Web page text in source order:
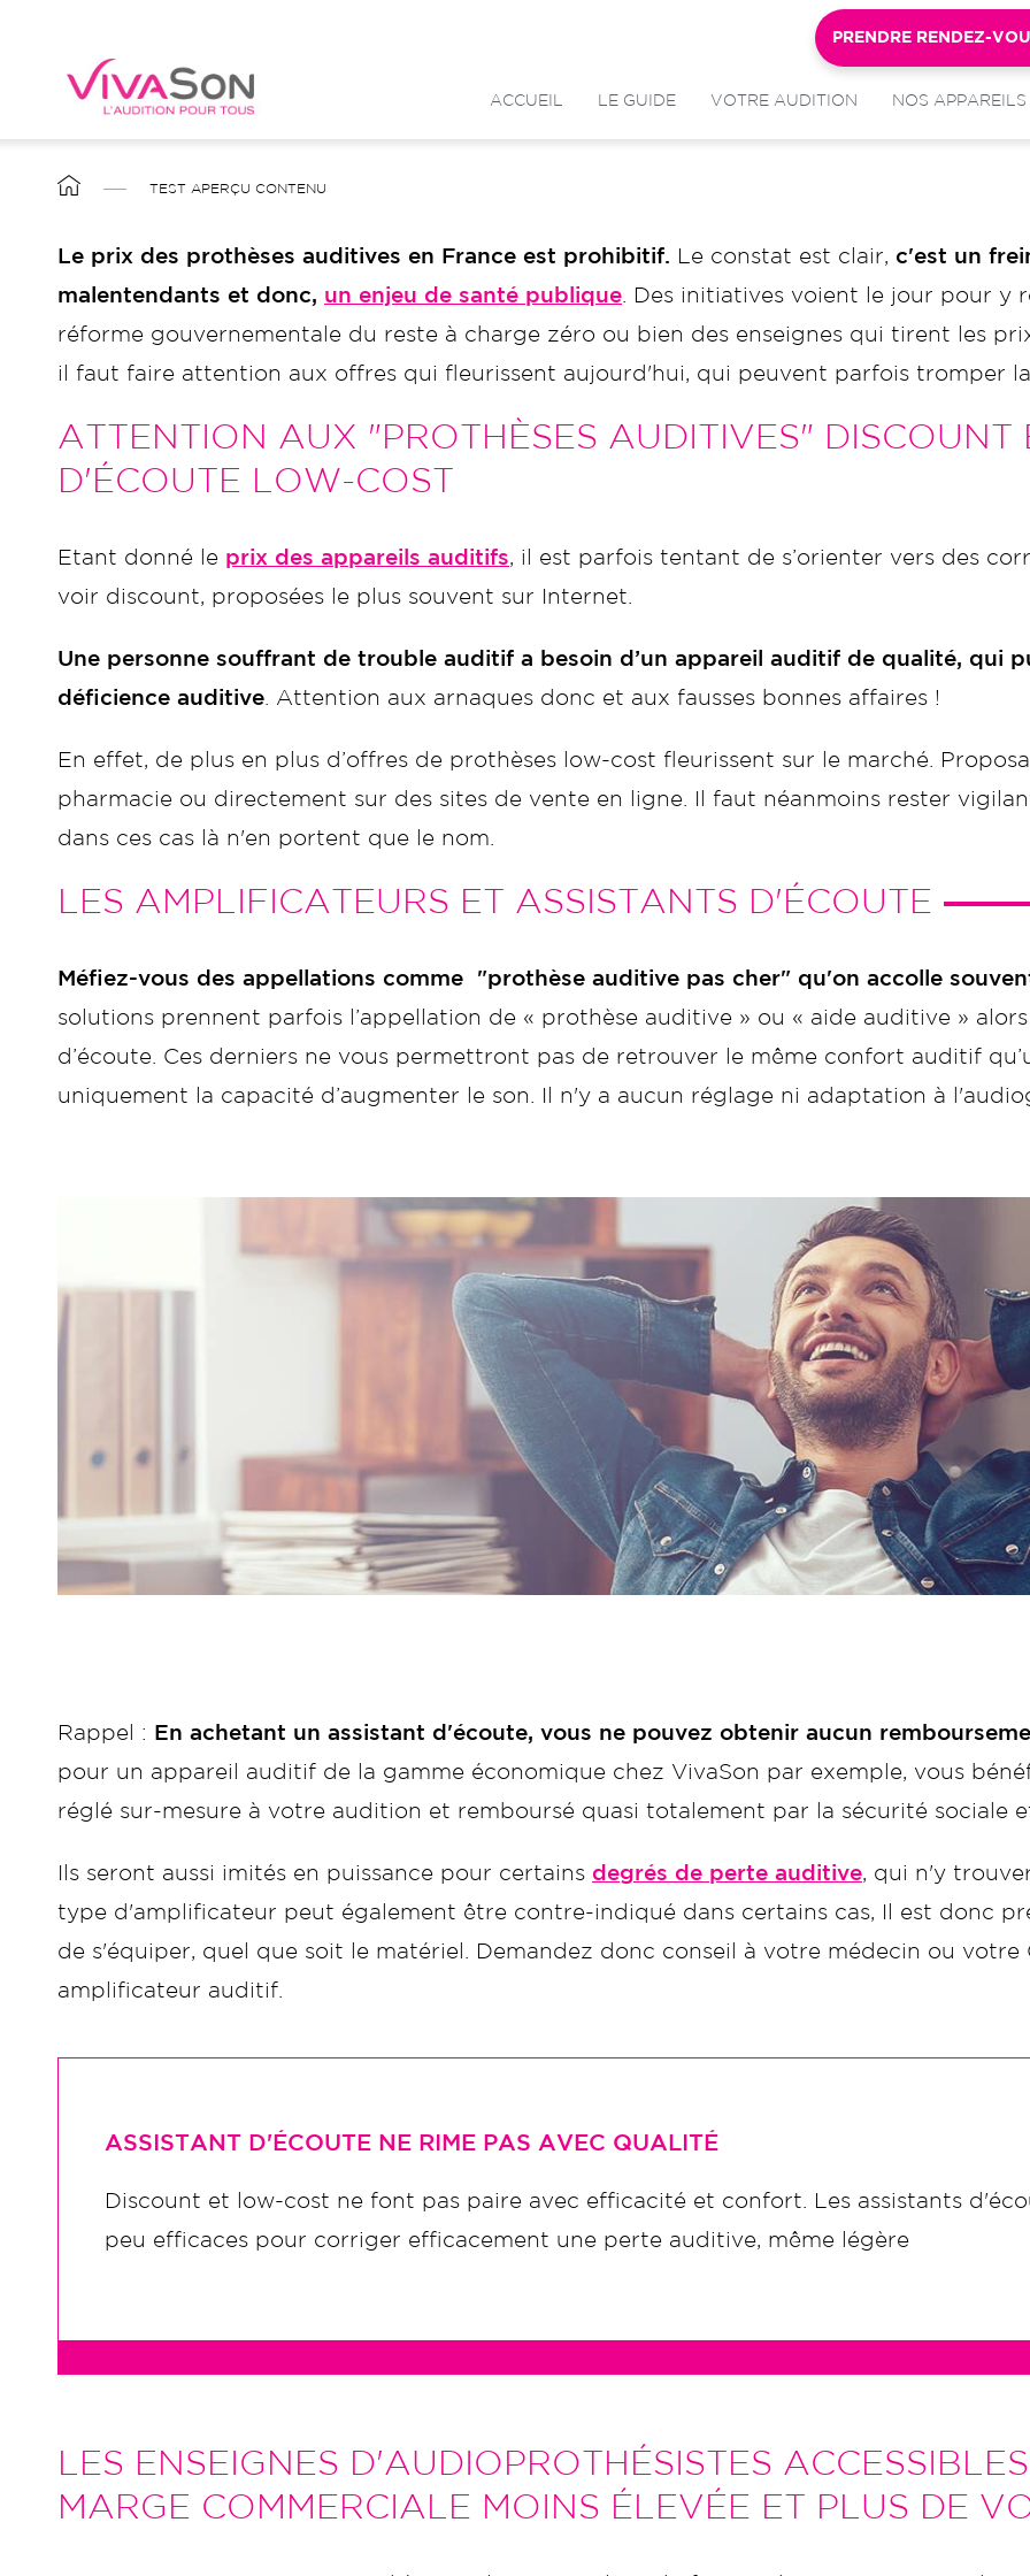
contenu
ACCUEIL LE GUIDE VOTRE AUDITION NOS
PRENDRE RENDEZ-
FIL
TEST APERÇU CONTENU
Le prix des prothèses auditives en France est prohibitif. Le constat est clair, c'est un
malentendants et donc, un enjeu de santé publique . Des initiatives voient le jour pour y
réforme gouvernementale du reste à charge zéro ou bien des enseignes qui tirent les
il faut faire attention aux offres qui fleurissent aujourd'hui, qui peuvent parfois tromper
ATTENTION AUX "PROTHÈSES AUDITIVES" DISCOUNT
D'ÉCOUTE LOW-COST
Etant donné le prix des appareils auditifs, il est parfois tentant de s’orienter vers des
voir discount, proposées le plus souvent sur Internet.
Une personne souffrant de trouble auditif a besoin d’un appareil auditif de qualité, qui
déficience auditive . Attention aux arnaques donc et aux fausses bonnes affaires !
En effet, de plus en plus d’offres de prothèses low-cost fleurissent sur le marché.
pharmacie ou directement sur des sites de vente en ligne. Il faut néanmoins rester
dans ces cas là n'en portent que le nom.
LES AMPLIFICATEURS ET ASSISTANTS D'ÉCOUTE
Méfiez-vous des appellations comme "prothèse auditive pas cher" qu'on accolle
solutions prennent parfois l’appellation de « prothèse auditive » ou « aide auditive » alors
d’écoute. Ces derniers ne vous permettront pas de retrouver le même confort auditif
uniquement la capacité d’augmenter le son. Il n'y a aucun réglage ni adaptation à
Rappel :
En achetant un assistant d'écoute, vous ne pouvez obtenir aucun
pour un appareil auditif de la gamme économique chez VivaSon par exemple, vous
réglé sur-mesure à votre audition et remboursé quasi totalement par la sécurité sociale
Ils seront aussi imités en puissance pour certains degrés de perte auditive, qui n'y
type d'amplificateur peut également être contre-indiqué dans certains cas, Il est donc
de s'équiper, quel que soit le matériel. Demandez donc conseil à votre médecin ou
amplificateur auditif.
ASSISTANT D'ÉCOUTE NE RIME PAS AVEC QUALITÉ
Discount et low-cost ne font pas paire avec efficacité et confort. Les assistants
peu efficaces pour corriger efficacement une perte auditive, même légère
LES ENSEIGNES D'AUDIOPROTHÉSISTES
MARGE COMMERCIALE MOINS ÉLEVÉE ET PLUS DE